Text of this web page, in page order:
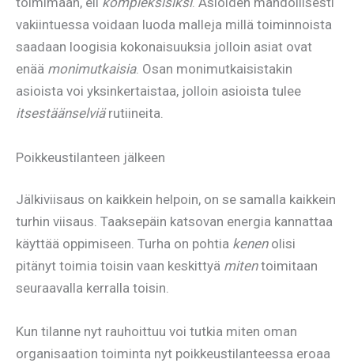
vakiintuessa voidaan luoda malleja millä toiminnoista
saadaan loogisia kokonaisuuksia jolloin asiat ovat
enää monimutkaisia. Osan monimutkaisistakin
asioista voi yksinkertaistaa, jolloin asioista tulee
itsestäänselviärutiineita.
Poikkeustilanteen jälkeen
Jälkiviisaus on kaikkein helpoin, on se samalla kaikkein
turhin viisaus. Taaksepäin katsovan energia kannattaa
käyttää oppimiseen. Turha on pohtia kenenolisi
pitänyt toimia toisin vaan keskittyä mitentoimitaan
seuraavalla kerralla toisin.
Kun tilanne nyt rauhoittuu voi tutkia miten oman
organisaation toiminta nyt poikkeustilanteessa eroaa